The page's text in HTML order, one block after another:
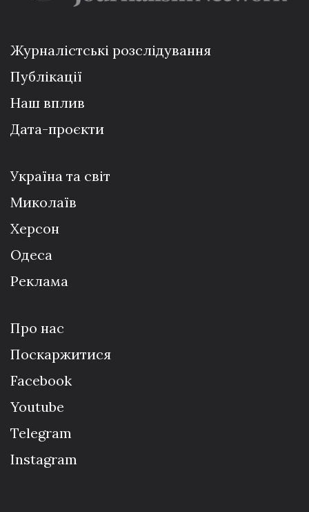
Журналістські розслідування
Публікації
Наш вплив
Дата-проєкти
Україна та світ
Миколаїв
Херсон
Одеса
Реклама
Про нас
Поскаржитися
Facebook
Youtube
Telegram
Instagram